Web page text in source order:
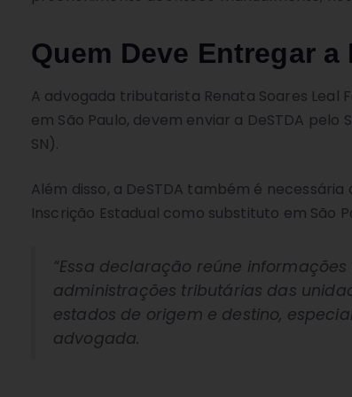
Quem Deve Entregar a
A advogada tributarista Renata Soares Leal
em São Paulo, devem enviar a DeSTDA
SN).
Além disso, a DeSTDA também é
Inscrição Estadual como substituto em São
“Essa declaração reúne
administrações tributárias das
estados de origem e destino,
advogada.